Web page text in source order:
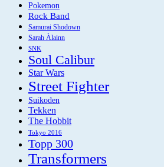
Pokemon
Rock Band
Samurai Shodown
Sarah Àlainn
SNK
Soul Calibur
Star Wars
Street Fighter
Suikoden
Tekken
The Hobbit
Tokyo 2016
Topp 300
Transformers